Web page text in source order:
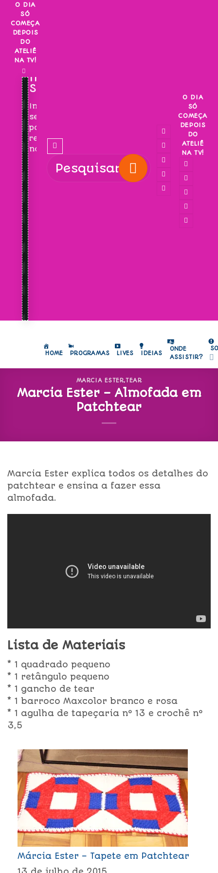
Skip
content
O DIA
SÓ
COMEÇA
DEPOIS
DO
ATELIÊ
NA TV!
INSCREVA-
SE!
Inscreva-
se
para
receber
novidades!
O DIA
SÓ
COMEÇA
DEPOIS
DO
ATELIÊ
NA TV!
HOME PROGRAMAS LIVES IDEIAS
ONDE
ASSISTIR?
MARCIA ESTER,TEAR
Marcia Ester – Almofada em
Patchtear
Marcia Ester explica todos os detalhes do
patchtear e ensina a fazer essa
almofada.
Lista de Materiais
* 1 quadrado pequeno
* 1 retângulo pequeno
* 1 gancho de tear
* 1 barroco Maxcolor branco e rosa
* 1 agulha de tapeçaria nº 13 e crochê nº
3,5
Márcia Ester – Tapete em Patchtear